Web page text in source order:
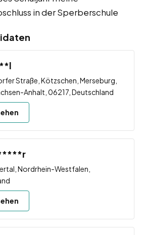
in der Sperberschule
Straße, Kötzschen, Merseburg,
Anhalt, 06217, Deutschland
Nordrhein-Westfalen,